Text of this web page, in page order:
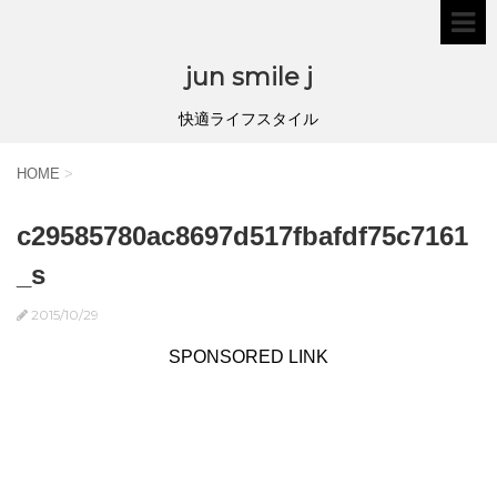
jun smile j
快適ライフスタイル
HOME >
c29585780ac8697d517fbafdf75c7161
_s
2015/10/29
SPONSORED LINK